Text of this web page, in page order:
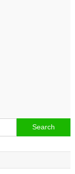
Search
for: